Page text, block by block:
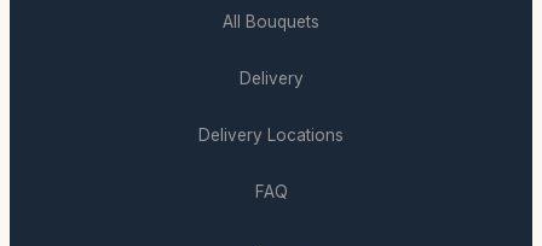
All Bouquets
Delivery
Delivery Locations
FAQ